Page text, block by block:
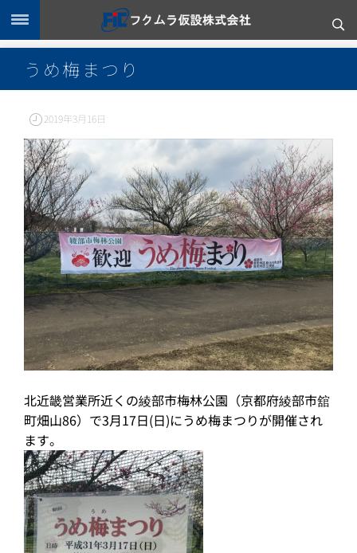
うめ梅まつり
2019年3月16日
北近畿営業所近くの綾部市梅林公園（京都府綾部市舘
町畑山86）で3月17日(日)にうめ梅まつりが開催され
ます。